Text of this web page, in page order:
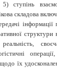
ступінь
складова
інформації
структури
їх